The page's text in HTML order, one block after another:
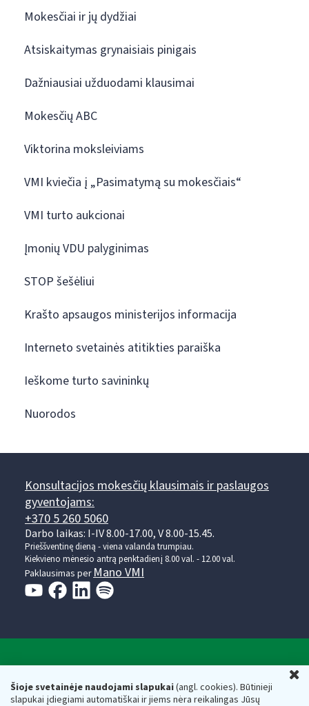
Šioje svetainėje naudojami slapukai(angl. cookies). Būtinieji
slapukai įdiegiami automatiškai ir jiems nėra reikalingas Jūsų
Mokesčiai ir jų dydžiai
Atsiskaitymas grynaisiais pinigais
Dažniausiai užduodami klausimai
Mokesčių ABC
Viktorina moksleiviams
VMI kviečia į „Pasimatymą su mokesčiais“
VMI turto aukcionai
Įmonių VDU palyginimas
STOP šešėliui
Krašto apsaugos ministerijos informacija
Interneto svetainės atitikties paraiška
Ieškome turto savininkų
Nuorodos
Konsultacijos mokesčių klausimais ir paslaugos
gyventojams:
+370 5 260 5060
Darbo laikas: I-IV 8.00-17.00, V 8.00-15.45.
Prieššventinę dieną - viena valanda trumpiau.
Kiekvieno mėnesio antrą penktadienį 8.00 val. - 12.00 val.
Paklausimas per Mano VMI
Respublikos finansų ministerijos